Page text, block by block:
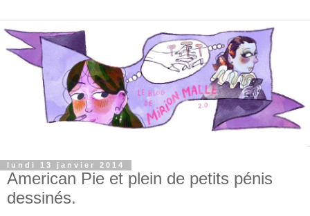
lundi 13 janvier 2014
American Pie et plein de petits pénis
dessinés.